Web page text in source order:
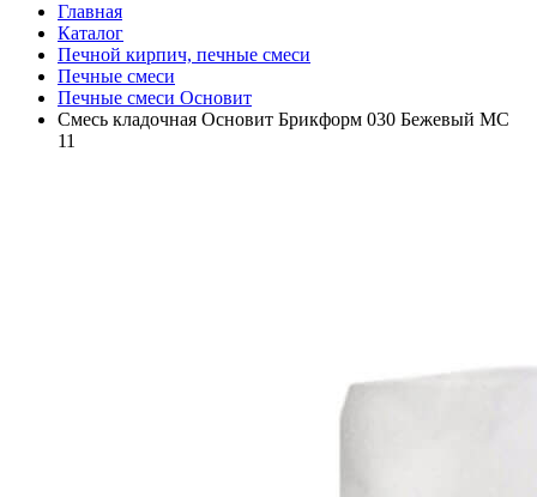
Главная
Каталог
Печной кирпич, печные смеси
Печные смеси
Печные смеси Основит
Смесь кладочная Основит Брикформ 030 Бежевый МС
11